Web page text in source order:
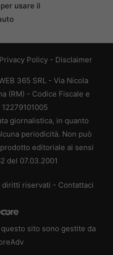
usare il
Privacy Policy - Disclaimer
365 SRL - Via Nicola
(RM) - Codice Fiscale e
giornalistica, in quanto
periodicità. Non può
editoriale ai sensi
del 07.03.2001
riservati - Contattaci
sito sono gestite da